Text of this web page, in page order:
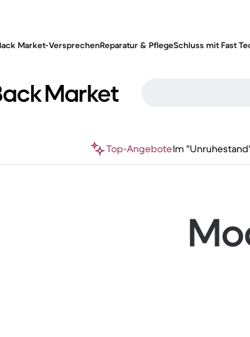
Market-VersprechenReparatur & PflegeSchluss mit Fast
Top-AngeboteIm